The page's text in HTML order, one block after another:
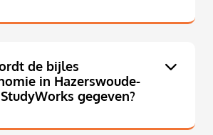
de bijles
in Hazerswoude-
gegeven?